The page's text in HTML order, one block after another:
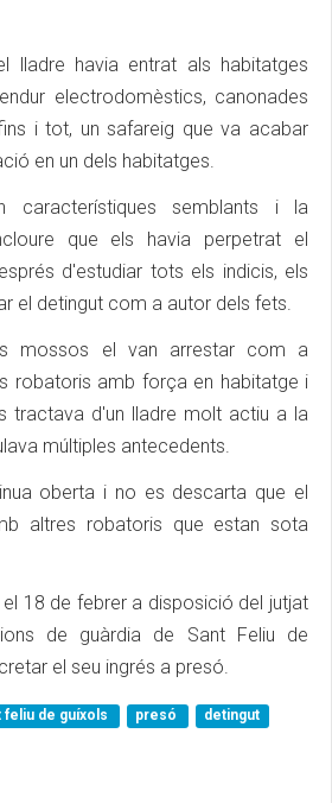
lladre havia entrat als habitatges
electrodomèstics, canonades
i tot, un safareig que va acabar
en un dels habitatges.
característiques semblants i la
que els havia perpetrat el
d'estudiar tots els indicis, els
el detingut com a autor dels fets.
mossos el van arrestar com a
robatoris amb força en habitatge i
tractava d'un lladre molt actiu a la
múltiples antecedents.
oberta i no es descarta que el
altres robatoris que estan sota
el 18 de febrer a disposició del jutjat
de guàrdia de Sant Feliu de
el seu ingrés a presó.
feliu de guíxols presó
detingut